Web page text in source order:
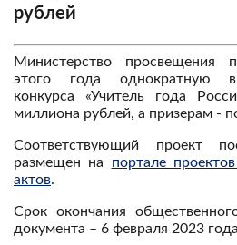
рублей
Министерство просвещения
этого года однократную
конкурса «Учитель года
миллиона рублей, а призерам -
Соответствующий проект
размещен на портале
актов.
Срок окончания
документа – 6 февраля 2023